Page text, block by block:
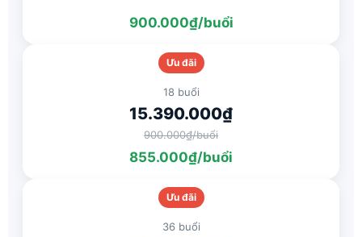
900.000₫/buổi
Ưu đãi
18 buổi
15.390.000₫
900.000₫/buổi
855.000₫/buổi
Ưu đãi
36 buổi